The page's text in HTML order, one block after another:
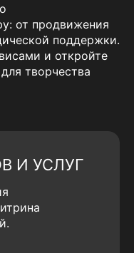
от продвижения
поддержки.
и откройте
творчества
И УСЛУГ